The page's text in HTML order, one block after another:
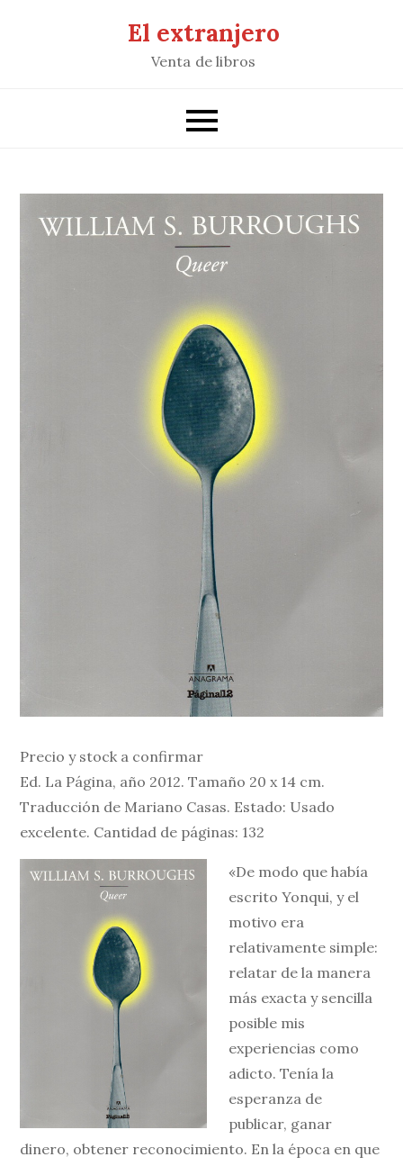
El extranjero
Venta de libros
Precio y stock a confirmar
Ed. La Página, año 2012. Tamaño 20 x 14 cm.
Traducción de Mariano Casas. Estado: Usado
excelente. Cantidad de páginas: 132
«De modo que había
escrito Yonqui, y el
motivo era
relativamente simple:
relatar de la manera
más exacta y sencilla
posible mis
experiencias como
adicto. Tenía la
esperanza de
publicar, ganar
dinero, obtener reconocimiento. En la época en que